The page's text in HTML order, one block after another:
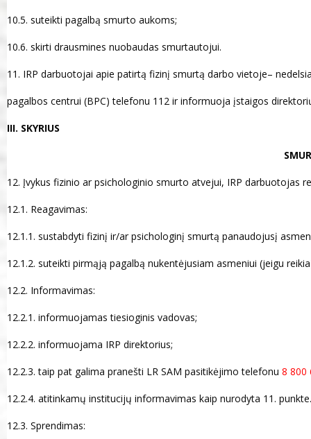
10.5. suteikti pagalbą smurto aukoms;
10.6. skirti drausmines nuobaudas smurtautojui.
11. IRP darbuotojai apie patirtą fizinį smurtą darbo vietoje–
pagalbos centrui (BPC) telefonu 112 ir informuoja įstaigos
III. SKYRIUS
12. Įvykus fizinio ar psichologinio smurto atvejui, IRP darbuotojas
12.1. Reagavimas:
12.1.1. sustabdyti fizinį ir/ar psichologinį smurtą panaudojusį
12.1.2. suteikti pirmąją pagalbą nukentėjusiam asmeniui (jeigu
12.2. Informavimas:
12.2.1. informuojamas tiesioginis vadovas;
12.2.2. informuojama IRP direktorius;
12.2.3. taip pat galima pranešti LR SAM pasitikėjimo telefonu 8 800
12.2.4. atitinkamų institucijų informavimas kaip nurodyta 11. punkte.
12.3. Sprendimas: